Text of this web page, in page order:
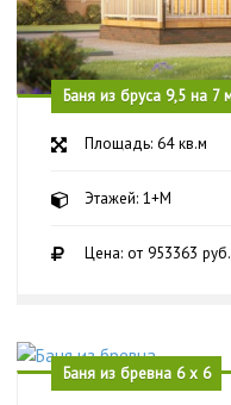
Площадь: 64 кв.м
Этажей: 1+М
Цена: от 953363 руб.
Баня из бруса 9,5 на 7
Баня из бревна 6 х 6